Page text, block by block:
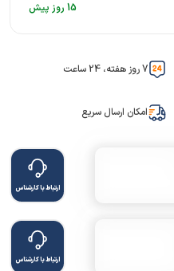
15 روز پیش
7 روز هفته، 24 ساعت
امکان ارسال سریع
ارتباط با کارشناس
ارتباط با کارشناس